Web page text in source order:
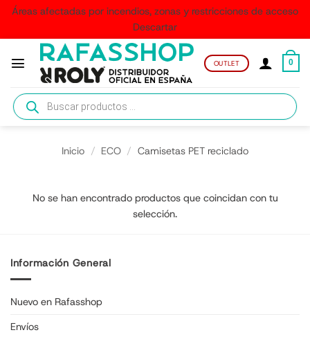
Áreas afectadas por incendios, zonas y restricciones de acceso
Descartar
contenido
OUTLET 0
Búsqueda
de
productos
Inicio / ECO / Camisetas PET reciclado
No se han encontrado productos que coincidan con tu
selección.
Información General
Nuevo en Rafasshop
Envíos